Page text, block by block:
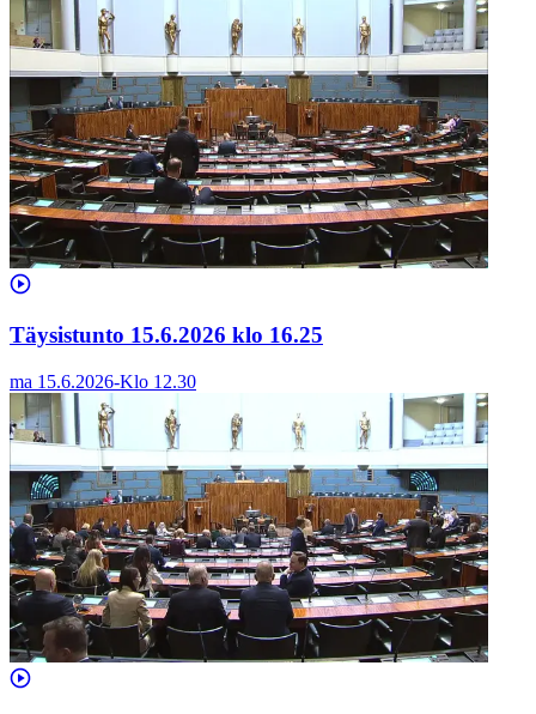
Täysistunto 15.6.2026 klo 16.25
ma 15.6.2026-Klo 12.30